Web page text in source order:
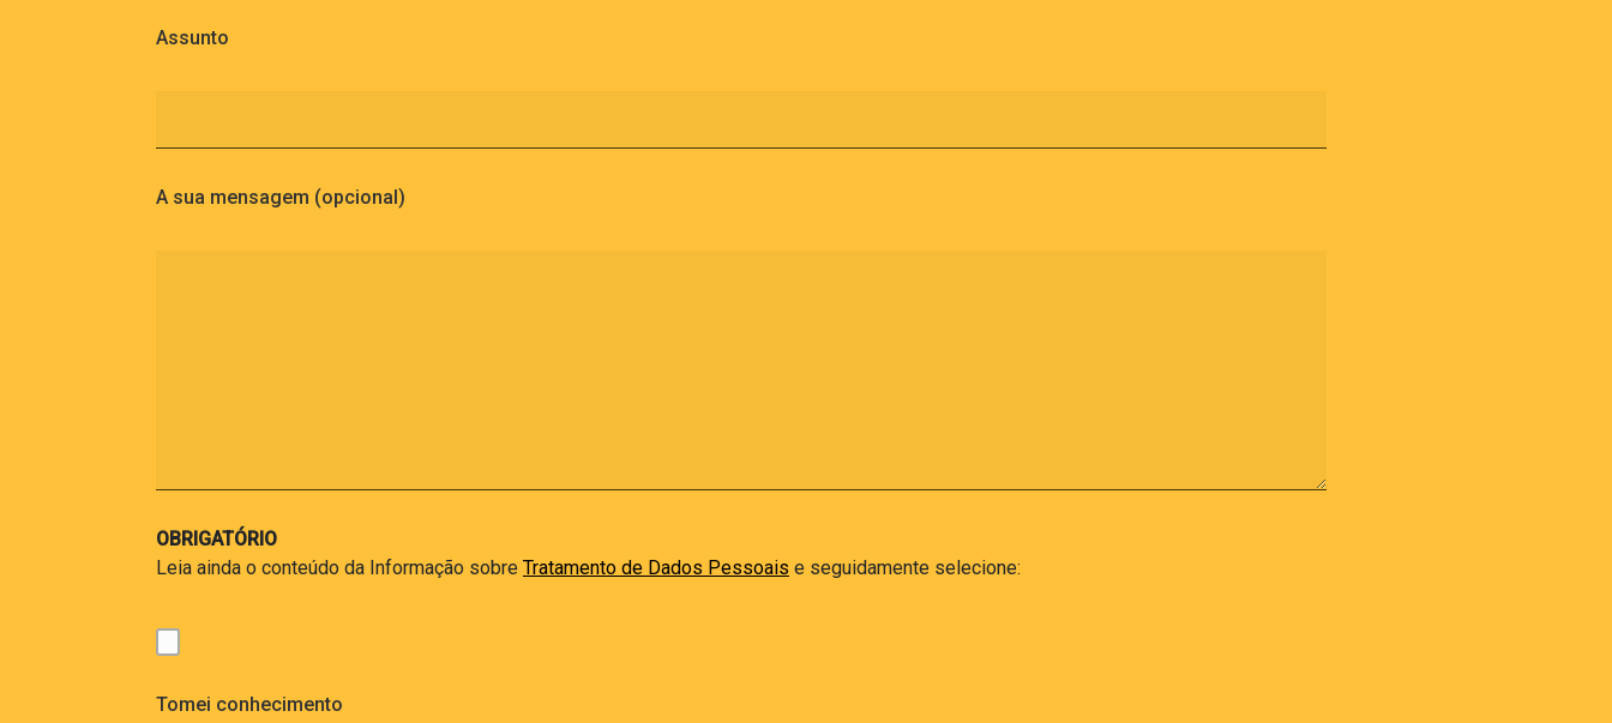
Assunto
A sua mensagem (opcional)
OBRIGATÓRIO
Leia ainda o conteúdo da Informação sobre Tratamento de Dados Pessoais e seguidamente selecione:
Tomei conhecimento